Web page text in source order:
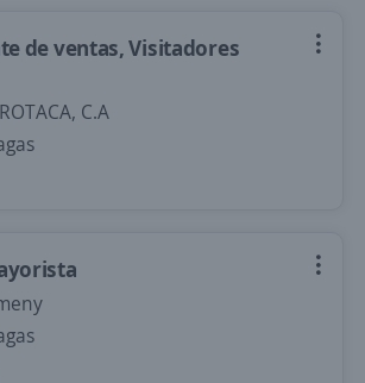
de ventas, Visitadores
C.A